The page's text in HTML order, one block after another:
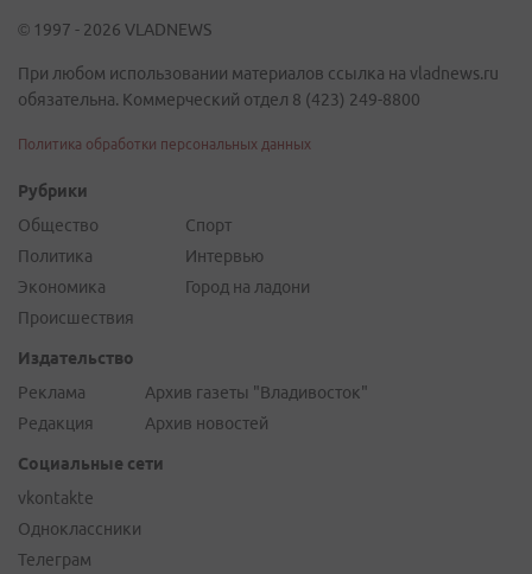
© 1997 - 2026 VLADNEWS
При любом использовании материалов ссылка на vladnews.ru
обязательна. Коммерческий отдел 8 (423) 249-8800
Политика обработки персональных данных
Рубрики
Общество
Политика
Экономика
Происшествия
Спорт
Интервью
Город на ладони
Издательство
Реклама
Редакция
Архив газеты "Владивосток"
Архив новостей
Социальные сети
vkontakte
Одноклассники
Телеграм